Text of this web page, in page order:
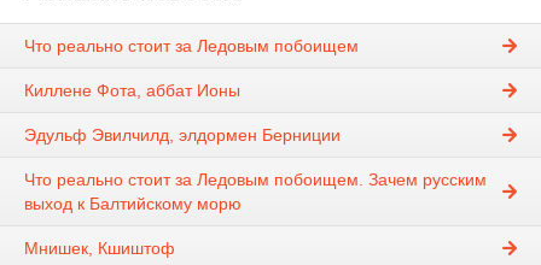
Что реально стоит за Ледовым побоищем
Киллене Фота, аббат Ионы
Эдульф Эвилчилд, элдормен Берниции
Что реально стоит за Ледовым побоищем. Зачем русским
выход к Балтийскому морю
Мнишек, Кшиштоф